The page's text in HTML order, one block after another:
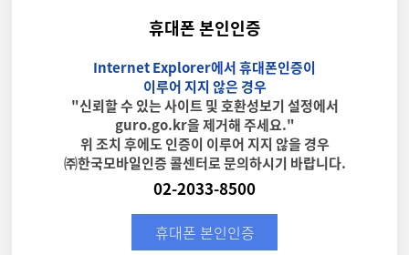
휴대폰 본인인증
Internet Explorer에서 휴대폰인증이
이루어 지지 않은 경우
"신뢰할 수 있는 사이트 및 호환성보기 설정에서
guro.go.kr을 제거해 주세요."
위 조치 후에도 인증이 이루어 지지 않을 경우
㈜한국모바일인증 콜센터로 문의하시기 바랍니다.
02-2033-8500
휴대폰 본인인증